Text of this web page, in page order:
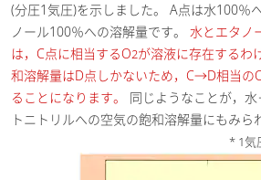
(分圧1気圧)を示しました。 A点は水100％
ノール100％への溶解量です。 水とエタノ
は，C点に相当するO2が溶液に存在するわ
和溶解量はD点しかないため，C→D相当の
ることになります。 同じようなことが，
トニトリルへの空気の飽和溶解量にもみら
* 1気